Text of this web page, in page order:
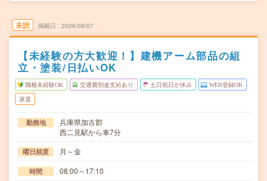
未読 掲載日 2026/08/07
【未経験の方大歓迎！】建機アーム部品の組
立・塗装/日払いOK
職種未経験OK 交通費別途支給あり 土日祝日が休み WEB登録OK
派遣
勤務地
兵庫県加古郡
西二見駅から車7分
曜日頻度 月～金
時間 08:00～17:10